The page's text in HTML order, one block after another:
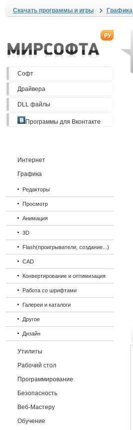
Скачать программы и игры Графика
Софт
Драйвера
DLL файлы
Программы для Вконтакте
Интернет
Графика
Редакторы
Просмотр
Анимация
3D
Flash(проигрыватели, создание...)
CAD
Конвертирование и оптимизация
Работа со шрифтами
Галереи и каталоги
Другое
Дизайн
Утилиты
Рабочий стол
Программирование
Безопасность
Веб-Мастеру
Обучение